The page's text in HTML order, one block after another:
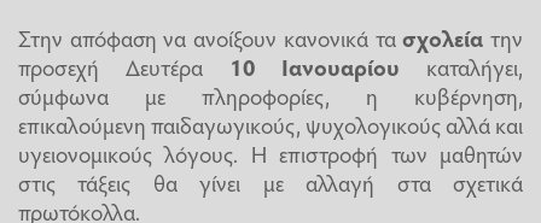
Στην απόφαση να ανοίξουν κανονικά τασχολεία την
προσεχή Δευτέρα 10 Ιανουαρίου καταλήγει,
σύμφωνα με πληροφορίες, η κυβέρνηση,
επικαλούμενη παιδαγωγικούς, ψυχολογικούς αλλά και
υγειονομικούς λόγους. Η επιστροφή των μαθητών
στις τάξεις θα γίνει με αλλαγή στα σχετικά
πρωτόκολλα.